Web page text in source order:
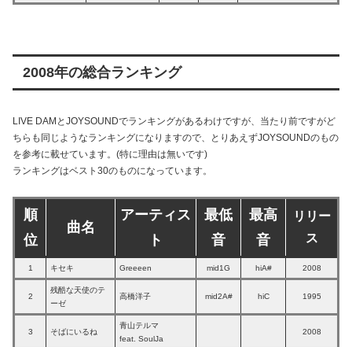
2008年の総合ランキング
LIVE DAMとJOYSOUNDでランキングがあるわけですが、当たり前ですがど
ちらも同じようなランキングになりますので、とりあえずJOYSOUNDのもの
を参考に載せています。(特に理由は無いです)
ランキングはベスト30のものになっています。
順
位
曲名
アーティス
ト
最低
音
最高
音
リリー
ス
1 キセキ Greeeen mid1G hiA# 2008
2
残酷な天使のテ
ーゼ
高橋洋子 mid2A# hiC 1995
3 そばにいるね
青山テルマ
feat. SoulJa
2008